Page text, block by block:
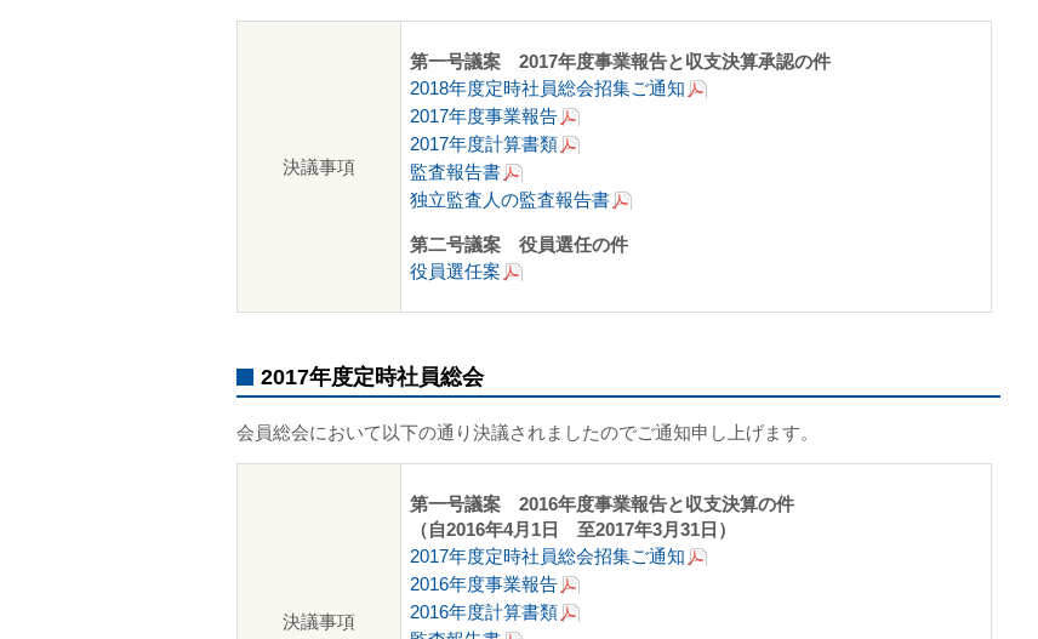
決議事項
第一号議案 2017年度事業報告と収支決算承認の件
2018年度定時社員総会招集ご通知
2017年度事業報告
2017年度計算書類
監査報告書
独立監査人の監査報告書
第二号議案 役員選任の件
役員選任案
2017年度定時社員総会
会員総会において以下の通り決議されましたのでご通知申し上げます。
決議事項
第一号議案 2016年度事業報告と収支決算の件
（自2016年4月1日 至2017年3月31日）
2017年度定時社員総会招集ご通知
2016年度事業報告
2016年度計算書類